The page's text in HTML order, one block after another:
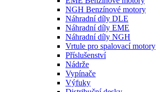
NGH Benzínové motory
Náhradní díly DLE
Náhradní díly EME
Náhradní díly NGH
Vrtule pro spalovací motory
Příslušenství
Nádrže
Vypínače
Výfuky